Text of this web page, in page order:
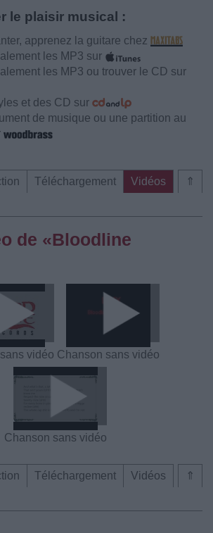
le plaisir musical :
apprenez la guitare chez
les MP3 sur
les MP3 ou trouver le CD sur
et des CD sur
de musique ou une partition au
⇑
Téléchargement
Vidéos
de «Bloodline
vidéo Chanson sans vidéo
Chanson sans vidéo
⇑
Téléchargement
Vidéos